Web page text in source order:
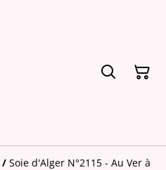
/ Soie d'Alger N°2115 - Au Ver à